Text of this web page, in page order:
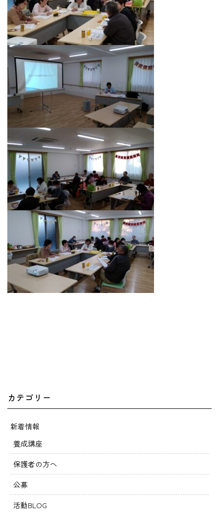
カテゴリー
新着情報
養成講座
保護者の方へ
公募
活動BLOG